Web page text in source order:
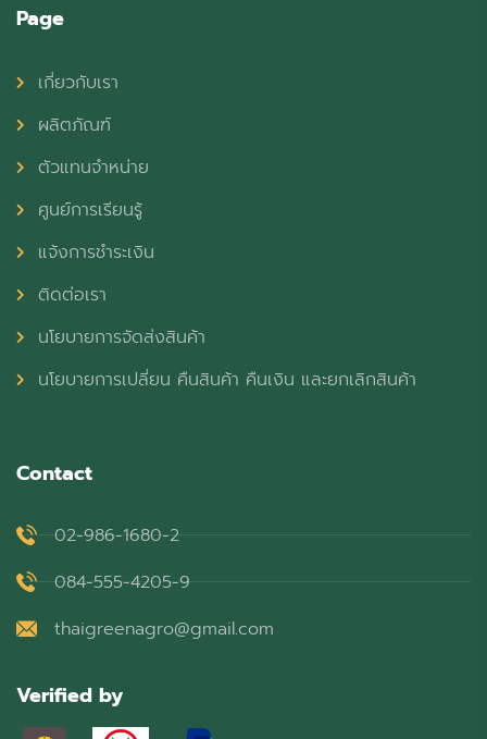
Page
เกี่ยวกับเรา
ผลิตภัณฑ์
ตัวแทนจำหน่าย
ศูนย์การเรียนรู้
แจ้งการชำระเงิน
ติดต่อเรา
นโยบายการจัดส่งสินค้า
นโยบายการเปลี่ยน คืนสินค้า คืนเงิน และยกเลิกสินค้า
Contact
02-986-1680-2
084-555-4205-9
thaigreenagro@gmail.com
Verified by